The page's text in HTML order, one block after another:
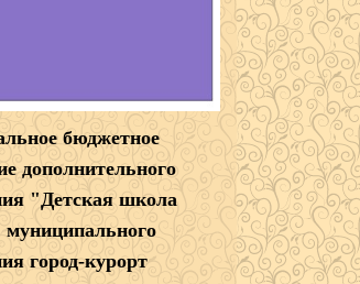
бюджетное
дополнительного
"Детская школа
муниципального
город-курорт